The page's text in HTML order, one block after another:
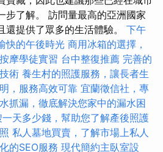
步了解。 訪問量最高的亞洲國家
還提供了眾多的生活體驗。 下午
快的午後時光 商用冰箱的選擇，
按摩學徒實習 台中整復推薦 完善的
術 養生村的照護服務，讓長者生
，服務高效可靠 宜蘭徵信社，專
抓漏，徹底解決您家中的漏水困
一天多少錢，幫助您了解產後照護
私人墓地買賣，了解市場上私人
的SEO服務 現代簡約主臥室設